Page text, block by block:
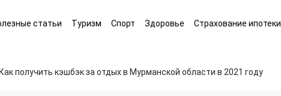
статьи Туризм Спорт Здоровье Страхование ипотеки
Как получить кэшбэк за отдых в Мурманской области в 2021 году